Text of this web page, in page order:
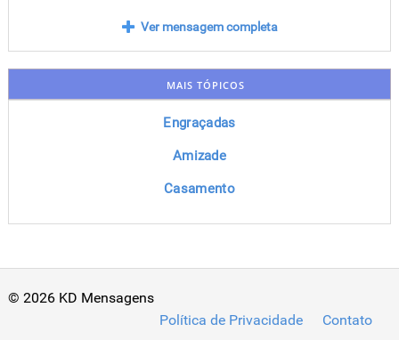
Ver mensagem completa
MAIS TÓPICOS
Engraçadas
Amizade
Casamento
© 2026 KD Mensagens
Política de Privacidade
Contato